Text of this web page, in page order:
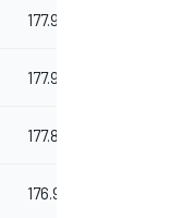
177.982
177.901
177.816
176.950